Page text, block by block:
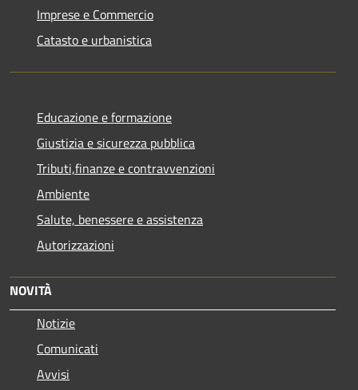
Imprese e Commercio
Catasto e urbanistica
Educazione e formazione
Giustizia e sicurezza pubblica
Tributi,finanze e contravvenzioni
Ambiente
Salute, benessere e assistenza
Autorizzazioni
NOVITÀ
Notizie
Comunicati
Avvisi